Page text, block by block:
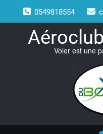
content
0549818554
Voler est une